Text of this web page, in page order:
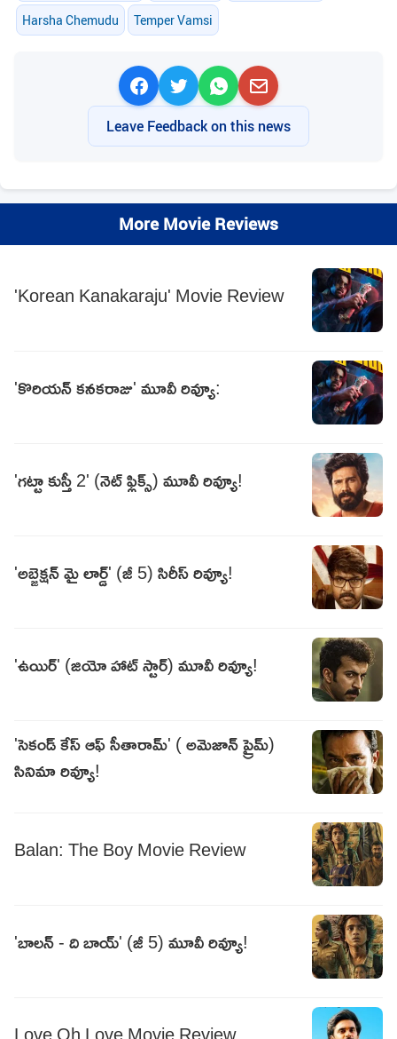
Harsha Chemudu Temper Vamsi
Leave Feedback on this news
More Movie Reviews
'Korean Kanakaraju' Movie Review
'కొరియన్‌ కనకరాజు' మూవీ రివ్యూ:
'గట్టా కుస్తీ 2' (నెట్ ఫ్లిక్స్) మూవీ రివ్యూ!
'అబ్జెక్షన్ మై లార్డ్' (జీ 5) సిరీస్ రివ్యూ!
'ఉయిర్' (జియో హాట్ స్టార్) మూవీ రివ్యూ!
'సెకండ్ కేస్ ఆఫ్ సీతారామ్' ( అమెజాన్ ప్రైమ్)
సినిమా రివ్యూ!
Balan: The Boy Movie Review
'బాలన్ - ది బాయ్' (జీ 5) మూవీ రివ్యూ!